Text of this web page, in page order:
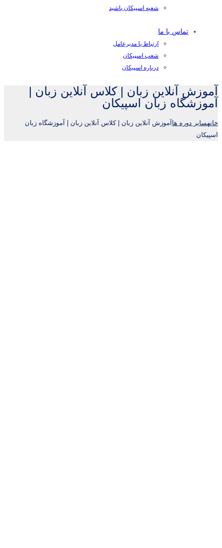
شعبه اسپیکان باشید
تماس با ما
ارتباط با مدیرعامل
شعب اسپیکان
درباره اسپیکان
آموزش آنلاین زبان | کلاس آنلاین زبان |
آموزشگاه زبان اسپیکان
خانهسایر دوره هاآموزش آنلاین زبان | کلاس آنلاین زبان | آموزشگاه زبان
اسپیکان